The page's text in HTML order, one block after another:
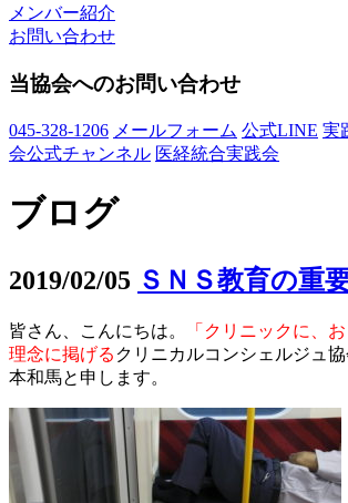
メンバー紹介
お問い合わせ
当協会へのお問い合わせ
045-328-1206 メールフォーム 公式LINE 実
会公式チャンネル 医経統合実践会
ブログ
2019/02/05 ＳＮＳ教育の重
皆さん、こんにちは。
「クリニックに、
理念に掲げる クリニカルコンシェルジュ
本和馬と申します。